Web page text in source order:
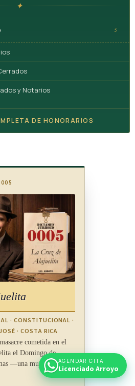
✦
3
y Notarios
DE HONORARIOS
· CONSTITUCIONAL ·
· COSTA RICA
cometida en el
el Domingo de
—una mujer adultaAGENDAR CITA
Licenciado Arroyo